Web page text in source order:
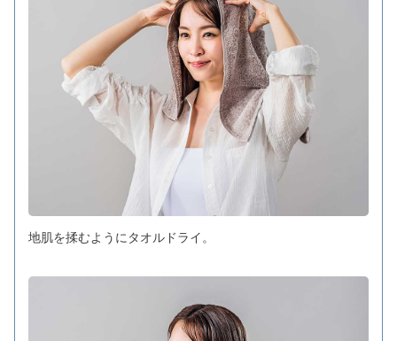
地肌を揉むようにタオルドライ。